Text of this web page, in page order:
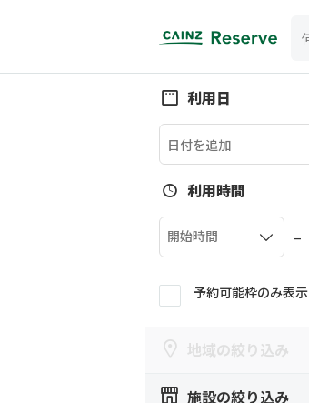
利用日
利用時間
開始時間 –
予約可能枠のみ表示
地域の絞り込み
施設の絞り込み